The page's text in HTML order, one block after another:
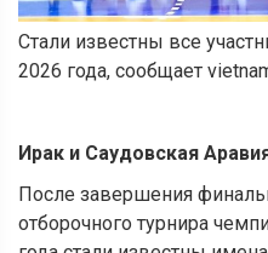
Стали известны все
2026 года, сообщает
Ирак и Саудовская
После завершения
отборочного турнира